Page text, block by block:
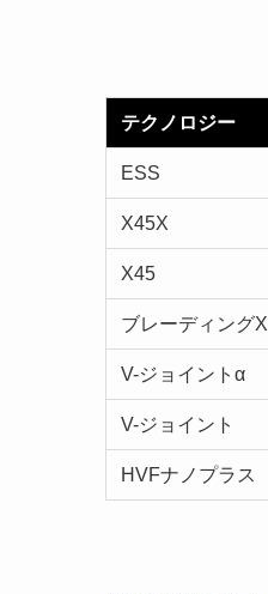
テクノロジー
ESS
X45X
X45
ブレーディングX
V-ジョイントα
V-ジョイント
HVFナノプラス